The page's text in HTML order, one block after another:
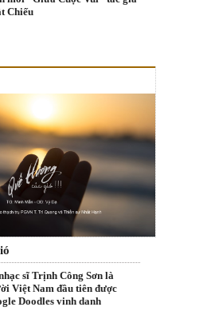
Chiếu
sĩ Trịnh Công Sơn là
Việt Nam đầu tiên được
Doodles vinh danh